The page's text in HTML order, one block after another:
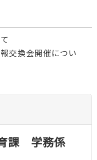
交換会開催につい
課 学務係